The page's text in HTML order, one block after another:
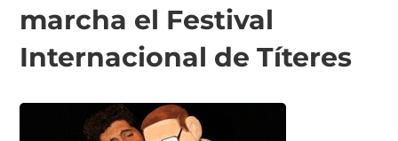
marcha el Festival
Internacional de Títeres